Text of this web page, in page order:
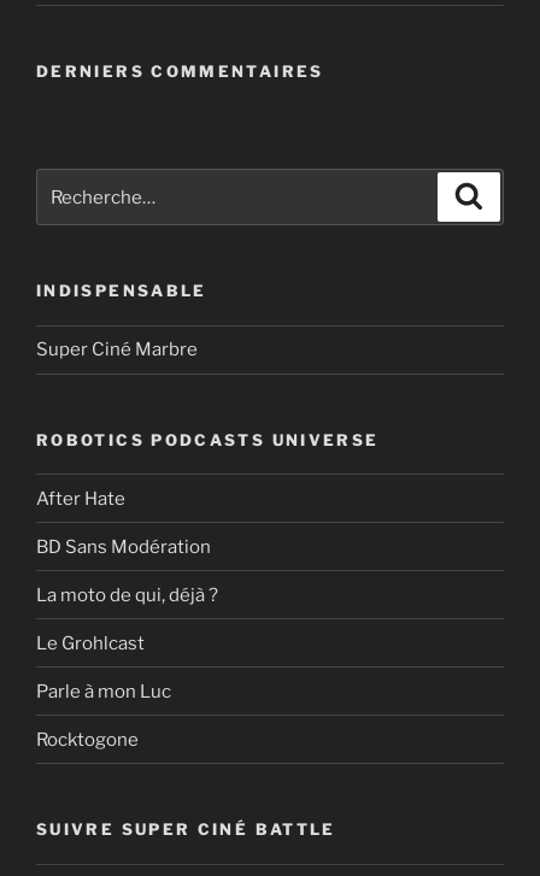
DERNIERS COMMENTAIRES
pour
INDISPENSABLE
Super Ciné Marbre
ROBOTICS PODCASTS UNIVERSE
After Hate
BD Sans Modération
La moto de qui, déjà ?
Le Grohlcast
Parle à mon Luc
Rocktogone
SUIVRE SUPER CINÉ BATTLE